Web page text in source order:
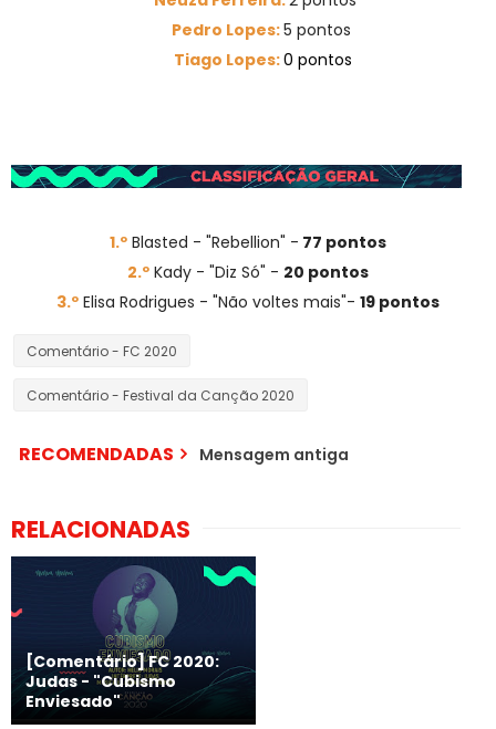
Pedro Lopes:5 pontos
Tiago Lopes:0 pontos
1.º Blasted - "Rebellion" - 77 pontos
2.º Kady - "Diz Só" - 20 pontos
3.º Elisa Rodrigues - "Não voltes mais"- 19 pontos
Comentário - FC 2020
Comentário - Festival da Canção 2020
RECOMENDADAS Mensagem antiga
RELACIONADAS
[Comentário] FC 2020:
Judas - "Cubismo
Enviesado"